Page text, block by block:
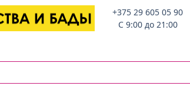
+375 29 605 05 90
C 9:00 до 21:00